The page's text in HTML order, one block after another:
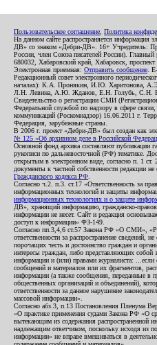
Пользовательское соглашение Политика
На данном сайте распространяется информация
ДВ» со знаком «Дебри-ДВ». 16+ Учредитель:
России, член Союза писателей России).
680032, Хабаровский край, Хабаровск,
Электронная приемная: Отправить сообщение .
Редакционный совет электронного
началах): К.А. Пронякин, И.Ю. Харитонова,
Л.Н. Левина, А.Ю. Жданов, Е.Н. Голубь, С.Н.
Свидетельство о регистрации СМИ
Федеральной службой по надзору в сфере
коммуникаций (Роскомнадзор) 16.06.2011 г.
Федерация, зарубежные страны.
В 2006 г. проект «Дебри-ДВ» был создан как
№ 125 «Об архивном деле в Российской
Основной фонд архива составляют публикации
рукописи по дальневосточной (РФ) тематике.
открытым в электронном виде, согласно п. 1
документы к частной собственности редакции
Гражданского кодекса РФ
Согласно ч.2. п.3. ст.17 «Ответственность за
информационных технологий и защиты
информационных технологиях и о защите
ДВ», хранящий информацию, гражданско-
информации не несет. Сайт и редакция
доступ к информации» ФЗ-149.
Согласно пп.3,4,6 ст.57 Закона РФ «О СМИ»,
ответственности за распространение сведений,
порочащих честь и достоинство граждан и
интересы граждан, либо представляющих собой
информации и (или) правами журналиста:
сообщений и материалов или их фрагментов,
информации (а также сообщения, переданные в
общественных организаций и объединений),
ответственности за данное нарушение
массовой информации».
Согласно абз.3, п.13 Постановления Пленума
«О практике применения судами Закона РФ «О
вытекающим из содержания распространенной
надлежащим ответчиком, поскольку исходя из
информации» не вправе вмешиваться в